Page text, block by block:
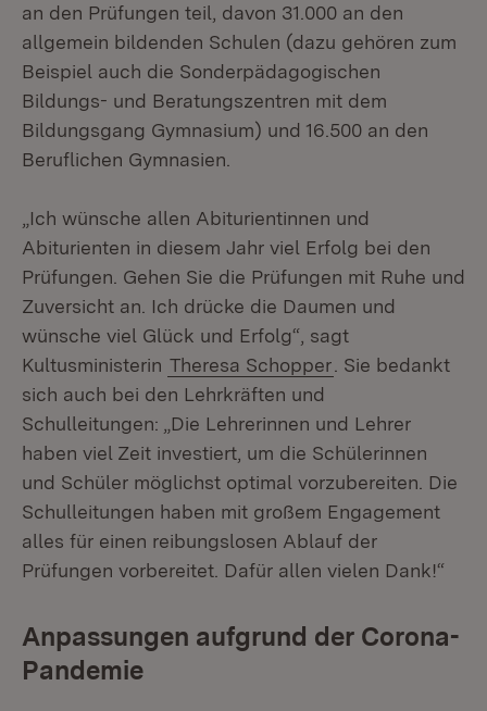
an den Prüfungen teil, davon 31.000 an den
allgemein bildenden Schulen (dazu gehören zum
Beispiel auch die Sonderpädagogischen
Bildungs- und Beratungszentren mit dem
Bildungsgang Gymnasium) und 16.500 an den
Beruflichen Gymnasien.
„Ich wünsche allen Abiturientinnen und
Abiturienten in diesem Jahr viel Erfolg bei den
Prüfungen. Gehen Sie die Prüfungen mit Ruhe und
Zuversicht an. Ich drücke die Daumen und
wünsche viel Glück und Erfolg“, sagt
Kultusministerin Theresa Schopper . Sie bedankt
sich auch bei den Lehrkräften und
Schulleitungen: „Die Lehrerinnen und Lehrer
haben viel Zeit investiert, um die Schülerinnen
und Schüler möglichst optimal vorzubereiten. Die
Schulleitungen haben mit großem Engagement
alles für einen reibungslosen Ablauf der
Prüfungen vorbereitet. Dafür allen vielen Dank!“
Anpassungen aufgrund der Corona-
Pandemie